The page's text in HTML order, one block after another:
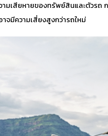
เสียหายของทรัพย์สินและตัวรถ
จมีความเสี่ยงสูงกว่ารถใหม่